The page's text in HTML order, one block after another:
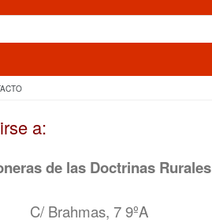
a:
de las Doctrinas Rurales
C/ Brahmas, 7 9ºA